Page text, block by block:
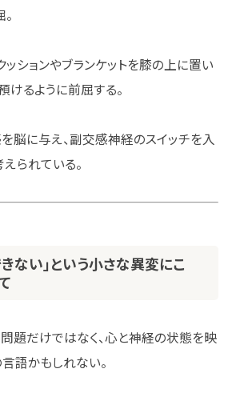
ッションやブランケットを膝の上に置い
けるように前屈する。
脳に与え、副交感神経のスイッチを入
られている。
ない」という小さな異変にこ
題だけではなく、心と神経の状態を映
語かもしれない。